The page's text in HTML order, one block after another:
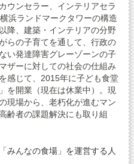
ウンセラー、インテリアセラ
浜ランドマークタワーの構造
降、建築・インテリアの分野
らの子育てを通して、行政の
い発達障害グレーゾーンの子
ザーに対しての社会の仕組み
感じて、2015年に子ども食堂
を開業（現在は休業中）。現
現場から、老朽化が進むマン
齢者の課題解決にも取り組
みんなの食場」を運営する人